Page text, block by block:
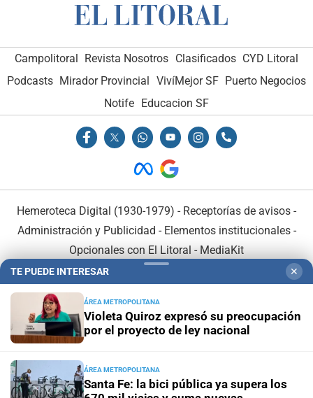
Campolitoral Revista Nosotros Clasificados CYD Litoral
Podcasts Mirador Provincial VivíMejor SF Puerto Negocios
Notife
Educacion SF
Hemeroteca Digital (1930-1979) - Receptorías de avisos -
Administración y Publicidad - Elementos institucionales-
Opcionales con El Litoral - MediaKit
En Asociación con:
TE PUEDE INTERESAR ✕
ÁREA METROPOLITANA
Violeta Quiroz expresó su preocupación
por el proyecto de ley nacional
ÁREA METROPOLITANA
Santa Fe: la bici pública ya supera los